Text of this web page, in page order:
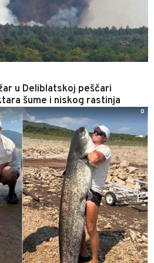
u Deliblatskoj peščari
šume i niskog rastinja
0